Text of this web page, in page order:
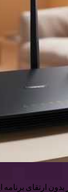
ارتقای برنامه